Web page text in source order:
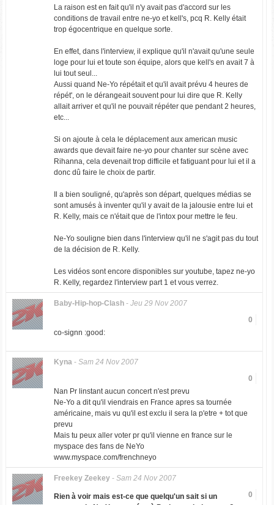
La raison est en fait qu'il n'y avait pas d'accord sur les
conditions de travail entre ne-yo et kell's, pcq R. Kelly était
trop égocentrique en quelque sorte.
En effet, dans l'interview, il explique qu'il n'avait qu'une seule
loge pour lui et toute son équipe, alors que kell's en avait 7 à
lui tout seul...
Aussi quand Ne-Yo répétait et qu'il avait prévu 4 heures de
répét', on le dérangeait souvent pour lui dire que R. Kelly
allait arriver et qu'il ne pouvait répéter que pendant 2 heures,
etc...
Si on ajoute à cela le déplacement aux american music
awards que devait faire ne-yo pour chanter sur scène avec
Rihanna, cela devenait trop difficile et fatiguant pour lui et il a
donc dû faire le choix de partir.
Il a bien souligné, qu'après son départ, quelques médias se
sont amusés à inventer qu'il y avait de la jalousie entre lui et
R. Kelly, mais ce n'était que de l'intox pour mettre le feu.
Ne-Yo souligne bien dans l'interview qu'il ne s'agit pas du tout
de la décision de R. Kelly.
Les vidéos sont encore disponibles sur youtube, tapez ne-yo
R. Kelly, regardez l'interview part 1 et vous verrez.
Baby-Hip-hop-Clash- Jeu 29 Nov 2007
0
co-signn :good:
Kyna- Sam 24 Nov 2007
0
Nan Pr linstant aucun concert n'est prevu
Ne-Yo a dit qu'il viendrais en France apres sa tournée
américaine, mais vu qu'il est exclu il sera la p'etre + tot que
prevu
Mais tu peux aller voter pr qu'il vienne en france sur le
myspace des fans de NeYo
www.myspace.com/frenchneyo
Freekey Zeekey- Sam 24 Nov 2007
0
Rien à voir mais est-ce que quelqu'un sait si un